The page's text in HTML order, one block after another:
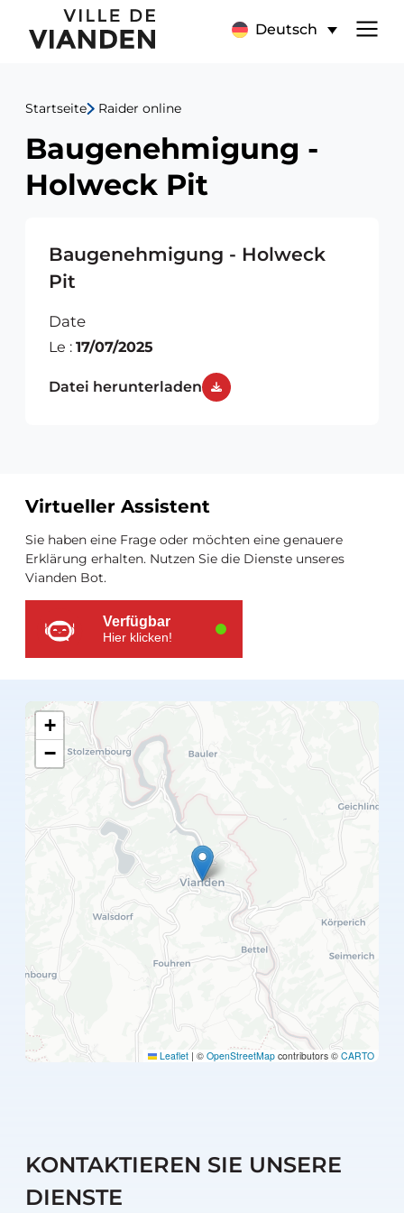
Baugenehmigung
Holweck
Pit
Deutsch
Hauptnavigationsmenü
Startseite Raider online
Baugenehmigung -
Holweck Pit
Baugenehmigung - Holweck
Pit
Date
Le : 17/07/2025
Datei herunterladen
Zusätzliche
Ressourcen
Virtueller Assistent
Sie haben eine Frage oder möchten eine genauere
Erklärung erhalten. Nutzen Sie die Dienste unseres
Vianden Bot.
Verfügbar
Hier klicken!
+
−
Leaflet | © OpenStreetMap contributors © CARTO
KONTAKTIEREN SIE UNSERE
DIENSTE